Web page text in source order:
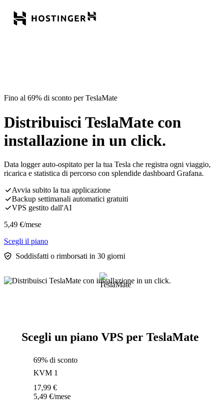
Fino al 69% di sconto per TeslaMate
Distribuisci TeslaMate con
installazione in un click.
Data logger auto-ospitato per la tua Tesla che registra ogni viaggio,
ricarica e statistica di percorso con splendide dashboard Grafana.
Avvia subito la tua applicazione
Backup settimanali automatici gratuiti
VPS gestito dall'AI
5,49 €/mese
Scegli il piano
Soddisfatti o rimborsati in 30 giorni
Scegli un piano VPS per TeslaMate
69% di sconto
KVM 1
17,99 €
5,49 €/mese